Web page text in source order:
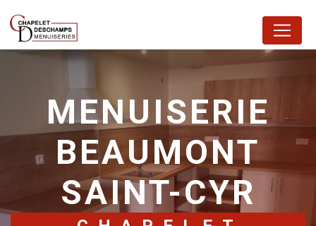
MENUISERIE
BEAUMONT
SAINT-CYR